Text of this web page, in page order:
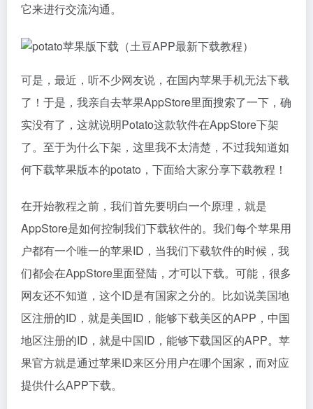
它来进行交流沟通。
可是，最近，听不少网友说，在国内苹果手机无法下载
了！于是，我亲自去苹果AppStore里面搜索了一下，确
实没有了，这就说明Potato这款软件在AppStore下架
了。至于为什么下架，这里我不太清楚，不过我知道如
何下载苹果版本的potato，下面给大家分享下载教程！
在开始教程之前，我们首先要明白一个原理，就是
AppStore是如何控制我们下载软件的。我们每个苹果用
户都有一个唯一的苹果ID，当我们下载软件的时候，我
们都会在AppStore里面登陆，才可以下载。可能，很多
网友还不知道，这个ID是有国家之分的。比如说美国地
区注册的ID，就是美国ID，能够下载美区的APP，中国
地区注册的ID，就是中国ID，能够下载国区的APP。苹
果官方就是通过苹果ID来区分用户在哪个国家，而对应
提供什么APP下载。